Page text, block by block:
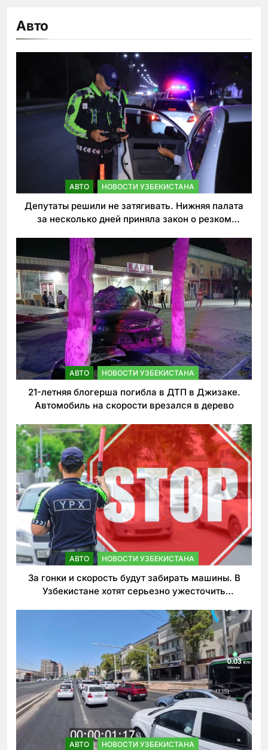
Авто
АВТО НОВОСТИ УЗБЕКИСТАНА
Депутаты решили не затягивать. Нижняя палата
за несколько дней приняла закон о резком
АВТО НОВОСТИ УЗБЕКИСТАНА
21-летняя блогерша погибла в ДТП в Джизаке.
Автомобиль на скорости врезался в дерево
АВТО НОВОСТИ УЗБЕКИСТАНА
За гонки и скорость будут забирать машины. В
Узбекистане хотят серьезно ужесточить
АВТО НОВОСТИ УЗБЕКИСТАНА